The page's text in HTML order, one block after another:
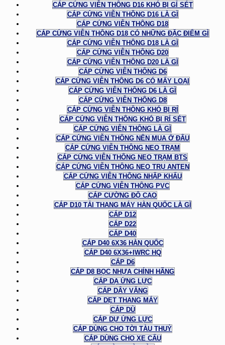
CÁP CỨNG VIỄN THÔNG D16 KHÓ BỊ GỈ SÉT
CÁP CỨNG VIỄN THÔNG D16 LÀ GÌ
CÁP CỨNG VIỄN THÔNG D18
CÁP CỨNG VIỄN THÔNG D18 CÓ NHỮNG ĐẶC ĐIỂM GÌ
CÁP CỨNG VIỄN THÔNG D18 LÀ GÌ
CÁP CỨNG VIỄN THÔNG D20
CÁP CỨNG VIỄN THÔNG D20 LÀ GÌ
CÁP CỨNG VIỄN THÔNG D6
CÁP CỨNG VIỄN THÔNG D6 CÓ MẤY LOẠI
CÁP CỨNG VIỄN THÔNG D6 LÀ GÌ
CÁP CỨNG VIỄN THÔNG D8
CÁP CỨNG VIỄN THÔNG KHÓ BỊ RỈ
CÁP CỨNG VIỄN THÔNG KHÓ BỊ RỈ SÉT
CÁP CỨNG VIỄN THÔNG LÀ GÌ
CÁP CỨNG VIỄN THÔNG NÊN MUA Ở ĐÂU
CÁP CỨNG VIỄN THÔNG NEO TRẠM
CÁP CỨNG VIỄN THÔNG NEO TRẠM BTS
CÁP CỨNG VIỄN THÔNG NEO TRỤ ANTEN
CÁP CỨNG VIỄN THÔNG NHẬP KHẨU
CÁP CỨNG VIỄN THÔNG PVC
CÁP CƯỜNG ĐỘ CAO
CÁP D10 TẢI THANG MÁY HÀN QUỐC LÀ GÌ
CÁP D12
CÁP D22
CÁP D40
CÁP D40 6X36 HÀN QUỐC
CÁP D40 6X36+IWRC HQ
CÁP D6
CÁP D8 BỌC NHỰA CHÍNH HÃNG
CÁP DẠ ỨNG LỰC
CÁP DÂY VĂNG
CÁP DẸT THANG MÁY
CÁP DÙ
CÁP DỰ ỨNG LỰC
CÁP DÙNG CHO TỜI TÀU THUỶ
CÁP DÙNG CHO XE CẨU